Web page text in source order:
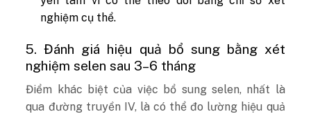
nghiệm cụ thể.
5. Đánh giá hiệu quả bổ sung bằng xét
nghiệm selen sau 3–6 tháng
Điểm khác biệt của việc bổ sung selen, nhất là
qua đường truyền IV, là có thể đo lường hiệu quả